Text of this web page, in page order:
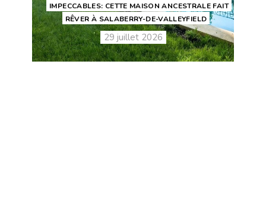
IMPECCABLES: CETTE MAISON ANCESTRALE FAIT
RÊVER À SALABERRY-DE-VALLEYFIELD
29 juillet 2026